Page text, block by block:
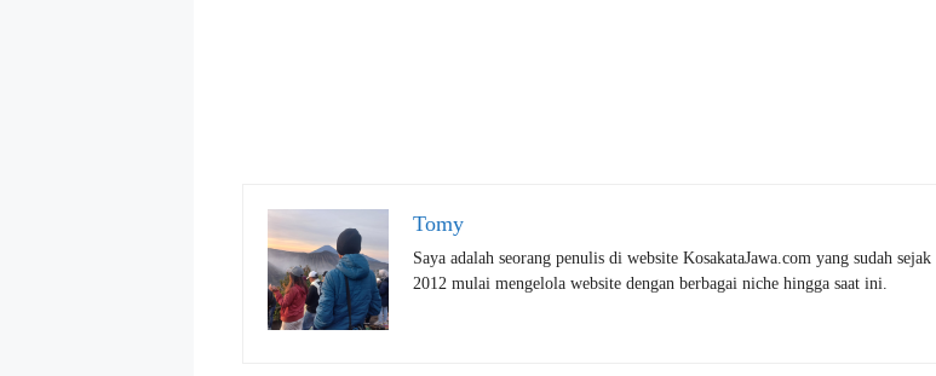
Tomy
Saya adalah seorang penulis di website KosakataJawa.com yang sudah sejak
2012 mulai mengelola website dengan berbagai niche hingga saat ini.